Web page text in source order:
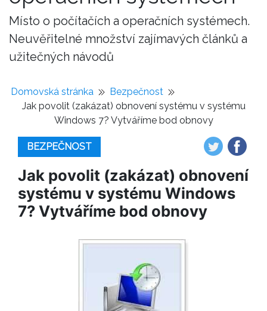
Místo o počítačích a operačních systémech.
Neuvěřitelné množství zajímavých článků a
užitečných návodů
Domovská stránka
Bezpečnost
Jak povolit (zakázat) obnovení systému v systému
Windows 7? Vytváříme bod obnovy
BEZPEČNOST
Jak povolit (zakázat) obnovení
systému v systému Windows
7? Vytváříme bod obnovy